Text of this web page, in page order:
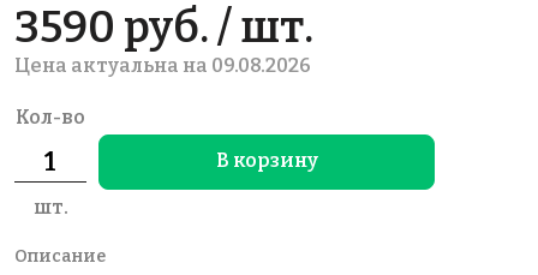
3590 руб. / шт.
Цена актуальна на 09.08.2026
Кол-во
шт.
В корзину
Описание